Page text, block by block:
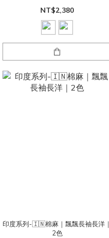
NT$2,380
印度系列-🇮🇳棉麻｜飄飄長袖長洋｜
2色